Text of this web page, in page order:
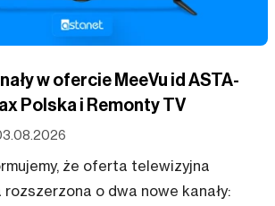
w ofercie MeeVu id ASTA-
Polska i Remonty TV
że oferta telewizyjna
rozszerzona o dwa nowe kanały: